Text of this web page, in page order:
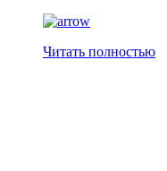
Читать полностью